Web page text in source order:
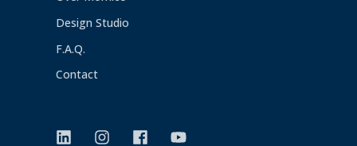
Design Studio
F.A.Q.
Contact